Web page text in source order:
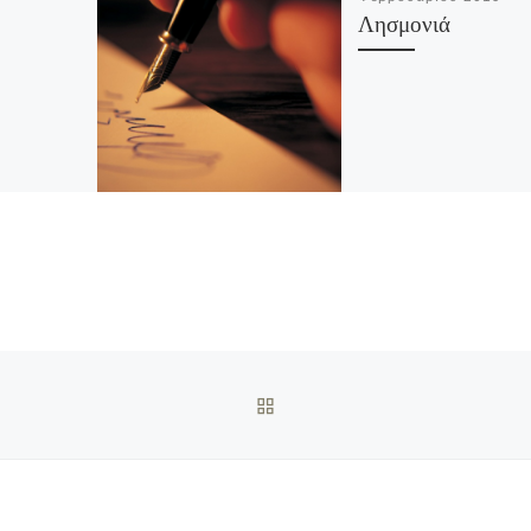
Λησμονιά